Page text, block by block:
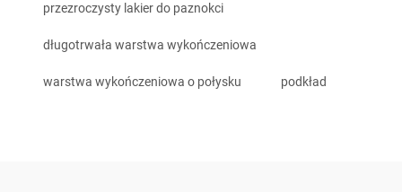
przezroczysty lakier do paznokci
długotrwała warstwa wykończeniowa
warstwa wykończeniowa o połysku podkład